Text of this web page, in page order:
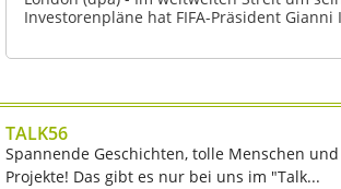
Investorenpläne hat FIFA-Präsident Gianni
TALK56
Spannende Geschichten, tolle Menschen
Projekte! Das gibt es nur bei uns im "Talk...